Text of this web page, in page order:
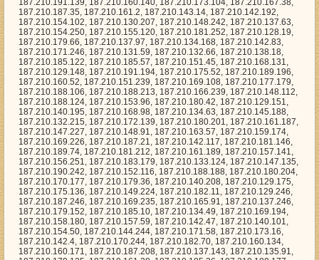
0.143.14, 187.210.142.192, 187.210.154.102, 187.210.130.207, 187.210.148.242, 187.210.137.63, 187.210.154.250, 187.210.155.120, 187.210.181.252, 187.210.128.19, 187.210.179.66, 187.210.137.97, 187.210.134.168, 187.210.142.83, 187.210.171.246, 187.210.131.59, 187.210.132.66, 187.210.138.18, 187.210.185.122, 187.210.185.57, 187.210.151.45, 187.210.168.131, 187.210.129.148, 187.210.191.194, 187.210.175.52, 187.210.189.196, 187.210.160.52, 187.210.151.239, 187.210.169.108, 187.210.177.179, 187.210.188.106, 187.210.188.213, 187.210.166.239, 187.210.148.112, 187.210.188.124, 187.210.153.96, 187.210.180.42, 187.210.129.151, 187.210.140.195, 187.210.168.98, 187.210.134.63, 187.210.145.188, 187.210.132.215, 187.210.172.139, 187.210.180.201, 187.210.161.187, 187.210.147.227, 187.210.148.91, 187.210.163.57, 187.210.159.174, 187.210.169.226, 187.210.187.21, 187.210.142.117, 187.210.181.146, 187.210.189.74, 187.210.181.212, 187.210.161.189, 187.210.157.141, 187.210.156.251, 187.210.183.179, 187.210.133.124, 187.210.147.135, 187.210.190.242, 187.210.152.116, 187.210.188.188, 187.210.180.204, 187.210.170.177, 187.210.179.36, 187.210.140.208, 187.210.129.175, 187.210.175.136, 187.210.149.224, 187.210.182.11, 187.210.129.246, 187.210.187.246, 187.210.169.235, 187.210.165.91, 187.210.137.246, 187.210.179.152, 187.210.185.10, 187.210.134.49, 187.210.169.194, 187.210.158.180, 187.210.157.59, 187.210.142.47, 187.210.140.101, 187.210.154.50, 187.210.144.244, 187.210.171.58, 187.210.173.16, 187.210.142.4, 187.210.170.244, 187.210.182.70, 187.210.160.134, 187.210.160.171, 187.210.187.208, 187.210.137.143, 187.210.135.91, 187.210.170.125, 187.210.161.38, 187.210.185.36, 187.210.180.177, 187.210.131.92, 187.210.146.85, 187.210.191.158, 187.210.189.205, 187.210.161.240, 187.210.177.54, 187.210.154.40, 187.210.146.74, 187.210.190.111, 187.210.169.46, 187.210.145.209, 187.210.154.210, 187.210.137.88, 187.210.159.135, 187.210.175.147, 187.210.161.131, 187.210.183.73, 187.210.190.216, 187.210.191.197, 187.210.171.17, 187.210.182.60, 187.210.128.165, 187.210.173.112, 187.210.165.45, 187.210.145.158, 187.210.191.78, 187.210.150.132, 187.210.186.177, 187.210.136.118, 187.210.158.140, 187.210.131.206, 187.210.167.74, 187.210.135.3, 187.210.144.26, 187.210.136.31, 187.210.144.105, 187.210.164.184, 187.210.130.121, 187.210.174.3, 187.210.170.145, 187.210.133.148, 187.210.173.91, 187.210.133.8, 187.210.141.53, 187.210.129.178, 187.210.190.150, 187.210.159.186, 187.210.128.227, 187.210.157.122, 187.210.173.184, 187.210.138.243, 187.210.191.45, 187.210.153.221, 187.210.180.25, 187.210.172.45, 187.210.143.42, 187.210.150.168, 187.210.151.174, 187.210.182.148, 187.210.167.95, 187.210.167.158, 187.210.183.1, 187.210.160.59, 187.210.157.97, 187.210.144.110, 187.210.189.62, 187.210.154.174, 187.210.159.247, 187.210.163.237, 187.210.185.253, 187.210.143.232, 187.210.158.200, 187.210.166.64, 187.210.170.96, 187.210.132.129, 187.210.131.93, 187.210.180.60, 187.210.148.177, 187.210.163.112, 187.210.189.240, 187.210.158.219, 187.210.188.255, 187.210.163.104, 187.210.160.148, 187.210.189.102, 187.210.172.103, 187.210.188.30, 187.210.146.227, 187.210.186.252, 187.210.186.58, 187.210.175.255, 187.210.183.60, 187.210.190.99, 187.210.158.201, 187.210.184.38, 187.210.184.230, 187.210.153.234, 187.210.180.3, 187.210.167.242, 187.210.129.226, 187.210.175.84, 187.210.182.107, 187.210.155.248, 187.210.150.108, 187.210.141.254, 187.210.165.2, 187.210.178.14, 187.210.164.89, 187.210.156.0, 187.210.159.156, 187.210.134.12, 187.210.190.146, 187.210.161.29, 187.210.149.217, 187.210.157.60, 187.210.185.185, 187.210.155.47, 187.210.138.196, 187.210.185.166, 187.210.137.116, 187.210.178.12, 187.210.151.126, 187.210.133.190, 187.210.131.35, 187.210.144.153, 187.210.167.209, 187.210.185.230, 187.210.180.108, 187.210.168.10, 187.210.185.128, 187.210.157.202, 187.210.174.31, 187.210.183.140, 187.210.187.96, 187.210.145.103, 187.210.156.69, 187.210.179.201, 187.210.163.150, 187.210.162.255, 187.210.130.26, 187.210.152.226, 187.210.173.148, 187.210.191.233, 187.210.130.209, 187.210.176.112, 187.210.146.112, 187.210.146.129, 187.210.135.80, 187.210.163.91, 187.210.178.97, 187.210.135.249, 187.210.191.141, 187.210.155.71, 187.210.141.147, 187.210.163.217, 187.210.176.205, 187.210.140.129, 187.210.141.43, 187.210.144.41, 187.210.151.210, 187.210.137.216, 187.210.176.227, 187.210.152.148, 187.210.181.65, 187.210.138.236, 187.210.174.186, 187.210.168.120, 187.210.177.111, 187.210.146.55, 187.210.164.253, 187.210.183.162, 187.210.137.70, 187.210.169.101, 187.210.188.107, 187.210.129.165, 187.210.179.61, 187.210.177.88, 187.210.141.57, 187.210.156.39, 187.210.148.208, 187.210.169.7, 187.210.138.163, 187.210.154.118, 187.210.187.145, 187.210.153.150, 187.210.158.89, 187.210.133.52, 187.210.138.117, 187.210.167.28, 187.210.162.240, 187.210.165.179, 187.210.182.14, 187.210.136.246, 187.210.175.126, 187.210.149.171, 187.210.150.131, 187.210.186.162, 187.210.187.67, 187.210.163.174, 187.210.137.85, 187.210.131.157, 187.210.160.20, 187.210.132.43, 187.210.141.240, 187.210.163.89, 187.210.174.1, 187.210.155.91, 187.210.155.83, 187.210.159.151, 187.210.168.202, 187.210.129.237, 187.210.132.40, 187.210.149.132, 187.210.154.163, 187.210.143.251, 187.210.138.166, 187.210.132.188, 187.210.132.107, 187.210.138.216, 187.210.136.17, 187.210.150.137, 187.210.169.99, 187.210.163.178, 187.210.131.78, 187.210.145.33, 187.210.169.233, 187.210.138.39, 187.210.173.44, 187.210.168.63, 187.210.178.49, 187.210.138.105, 187.210.144.255, 187.210.159.162, 187.210.151.71, 187.210.153.225, 187.210.128.228, 187.210.175.217, 187.210.150.150, 187.210.130.103, 187.210.131.249, 187.210.186.74, 187.210.131.175, 187.210.176.143, 187.210.141.2, 187.210.142.185, 187.210.132.137, 187.210.168.209, 187.210.157.200, 187.210.174.77, 187.210.157.109, 187.210.130.35, 187.210.162.220, 187.210.158.139, 187.210.190.159, 187.210.162.123, 187.210.135.78, 187.210.140.57, 187.210.163.92, 187.210.154.78, 187.210.159.21, 187.210.138.27, 187.210.131.19, 187.210.190.17, 187.210.182.236, 187.210.156.19, 187.210.170.70, 187.210.161.138, 187.210.141.27, 187.210.148.224, 187.210.148.56, 187.210.184.114, 187.210.147.254, 187.210.145.96, 187.210.184.208, 187.210.144.86, 187.210.153.172, 187.210.167.130, 187.210.137.234, 187.210.166.216, 187.210.140.203, 187.210.189.131, 187.210.139.26, 187.210.145.168, 187.210.142.43, 187.210.152.140, 187.210.141.82, 187.210.144.11, 187.210.184.149, 187.210.156.148, 187.210.140.36, 187.210.171.134, 187.210.178.172, 187.210.145.201, 187.210.131.99, 187.210.131.51, 187.210.136.150, 187.210.181.119, 187.210.154.152, 187.210.146.95, 187.210.151.173, 187.210.154.32, 187.210.135.32, 187.210.162.153, 187.210.165.68, 187.210.173.191, 187.210.138.48, 187.210.155.178, 187.210.132.180, 187.210.171.212, 187.210.157.48, 187.210.175.233, 187.210.187.179, 187.210.162.79, 187.210.176.171, 187.210.134.175, 187.210.188.123, 187.210.180.84, 187.210.184.128, 187.210.129.156, 187.210.166.191, 187.210.179.161, 187.210.178.44, 187.210.185.5, 187.210.183.47, 187.210.169.140, 187.210.165.143, 187.210.137.140, 187.210.146.170, 187.210.164.208, 187.210.150.180, 187.210.136.214, 187.210.145.165, 187.210.140.172, 187.210.134.251, 187.210.152.144, 187.210.171.104, 187.210.155.6, 187.210.164.118, 187.210.143.44, 187.210.184.105, 187.210.183.167, 187.210.171.189, 187.210.161.94, 187.210.165.5, 187.210.169.12, 187.210.176.135, 187.210.191.36, 187.210.190.208, 187.210.168.237, 187.210.170.132, 187.210.149.79, 187.210.149.166, 187.210.173.40, 187.210.188.16, 187.210.191.94, 187.210.140.112, 187.210.181.239, 187.210.186.229, 187.210.174.242, 187.210.164.163, 187.210.151.137, 187.210.163.70, 187.210.191.44, 187.210.154.93, 187.210.147.78, 187.210.148.243, 187.210.182.184, 187.210.184.37, 187.210.165.13, 187.210.145.236, 187.210.159.212, 187.210.157.85, 187.210.148.183, 187.210.163.105, 187.210.157.133, 187.210.190.141, 187.210.128.151, 187.210.176.13, 187.210.141.14, 187.210.164.198, 187.210.184.125, 187.210.128.190, 187.210.183.54, 187.210.134.164, 187.210.167.122, 187.210.154.202, 187.210.164.117, 187.210.178.26, 187.210.184.63, 187.210.153.58, 187.210.191.21, 187.210.166.104, 187.210.146.69, 187.210.131.149, 187.210.130.16, 187.210.147.59, 187.210.133.29, 187.210.169.143, 187.210.146.33, 187.210.133.10, 187.210.183.40, 187.210.183.8, 187.210.180.162, 187.210.130.39, 187.210.145.19, 187.210.177.73, 187.210.133.217, 187.210.155.25, 187.210.145.20, 187.210.158.160, 187.210.162.15, 187.210.177.66, 187.210.191.101, 187.210.153.112, 187.210.157.175, 187.210.163.231, 187.210.166.223, 187.210.164.132, 187.210.167.119, 187.210.149.163, 187.210.130.116, 187.210.132.12, 187.210.189.234, 187.210.142.66, 187.210.187.93, 187.210.173.147, 187.210.136.175, 187.210.171.243, 187.210.157.138, 187.210.144.218, 187.210.131.235, 187.210.157.188, 187.210.166.110, 187.210.134.86, 187.210.166.120, 187.210.183.165, 187.210.190.115, 187.210.152.161, 187.210.151.196, 187.210.171.27, 187.210.157.129, 187.210.160.120, 187.210.130.157, 187.210.135.131, 187.210.164.232, 187.210.185.71, 187.210.174.152, 187.210.139.108, 187.210.174.135, 187.210.148.148, 187.210.140.59, 187.210.179.74, 187.210.157.105, 187.210.160.254, 187.210.148.180, 187.210.140.117, 187.210.130.200, 187.210.169.93, 187.210.173.251, 187.210.158.145, 187.210.167.99, 187.210.148.245, 187.210.154.142, 187.210.183.215, 187.210.156.1, 187.210.180.136, 187.210.158.132, 187.210.189.165, 187.210.163.43, 187.210.189.202, 187.210.158.46, 187.210.153.162, 187.210.172.74, 187.210.172.239, 187.210.136.52, 187.210.181.243, 187.210.149.19, 187.210.191.123, 187.210.177.158, 187.210.184.95, 187.210.177.224, 187.210.153.46, 187.210.177.218, 187.210.138.86, 187.210.136.200, 187.210.166.242, 187.210.159.8, 187.210.149.62, 187.210.132.237, 187.210.190.239, 187.210.181.160, 187.210.190.190, 187.210.152.89, 187.210.135.11, 187.210.169.124, 187.210.171.232, 187.210.150.69, 187.210.175.173, 187.210.149.164, 187.210.156.45, 187.210.139.70,